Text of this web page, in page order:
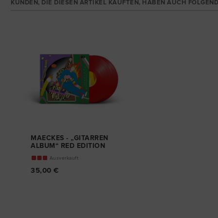
KUNDEN, DIE DIESEN ARTIKEL KAUFTEN, HABEN AUCH
MAECKES - „GITARREN
ALBUM“ RED EDITION
Ausverkauft
35,00 €